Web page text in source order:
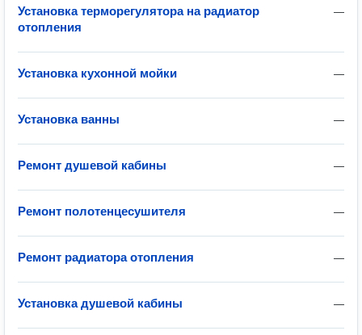
—
Установка терморегулятора на радиатор
отопления
—
Установка кухонной мойки
—
Установка ванны
—
Ремонт душевой кабины
—
Ремонт полотенцесушителя
—
Ремонт радиатора отопления
—
Установка душевой кабины